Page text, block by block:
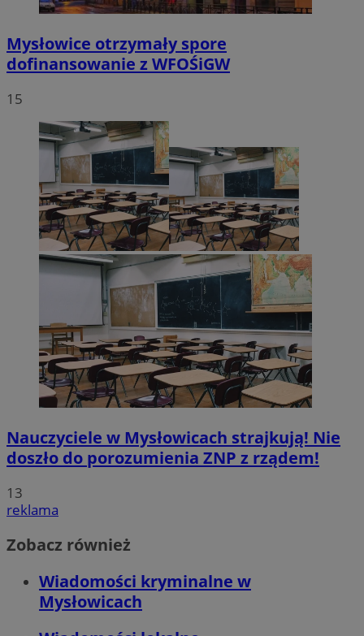
Mysłowice otrzymały spore
dofinansowanie z WFOŚiGW
15
Nauczyciele w Mysłowicach strajkują! Nie
doszło do porozumienia ZNP z rządem!
13
reklama
Zobacz również
Wiadomości kryminalne w
Mysłowicach